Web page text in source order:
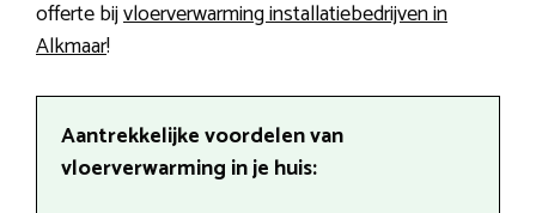
offerte bijvloerverwarming installatiebedrijven in
Alkmaar!
Aantrekkelijke voordelen van
vloerverwarming in je huis: